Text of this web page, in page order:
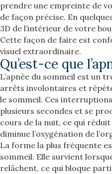
prendre une empreinte de
de façon précise. En
3D de l’intérieur de votre
Cette façon de faire est
visuel extraordinaire.
Qu’est-ce que
L’apnée du sommeil est un
arrêts involontaires et
le sommeil. Ces
plusieurs secondes et se
cours de la nuit, ce qui
diminue l’oxygénation de
La forme la plus fréquente
sommeil. Elle survient
relâchent, ce qui bloque